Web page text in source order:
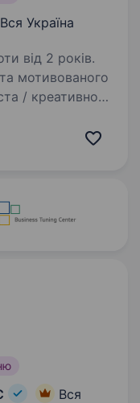
Вся Україна
від 2 років.
мотивованого
/ креативного
16-го
Вся